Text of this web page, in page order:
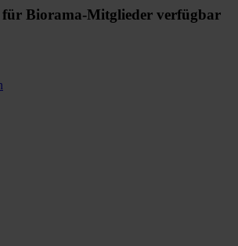
für Biorama-Mitglieder verfügbar